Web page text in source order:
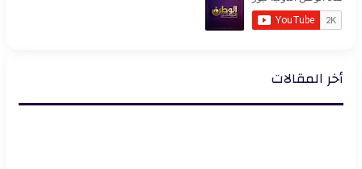
أخر المقالات